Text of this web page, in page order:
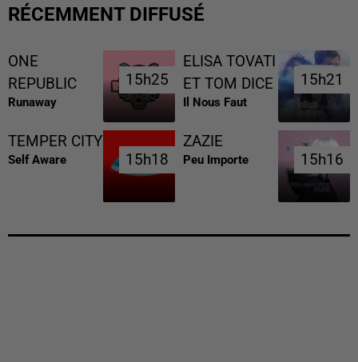
RÉCEMMENT DIFFUSÉ
ONE
REPUBLIC
Runaway
15h25
15h25
ELISA TOVATI
ET TOM DICE
Il Nous Faut
15h21
15h21
TEMPER CITY
Self Aware 15h18
15h18
ZAZIE
Peu Importe 15h16
15h16